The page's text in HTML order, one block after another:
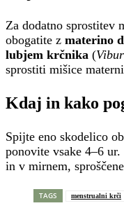
Za dodatno sprostitev
obogatite z materino
lubjem krčnika (
sprostiti mišice
Kdaj in kako
Spijte eno skodelico
ponovite vsake 4–6
in v mirnem,
TAGS menstrualni krči